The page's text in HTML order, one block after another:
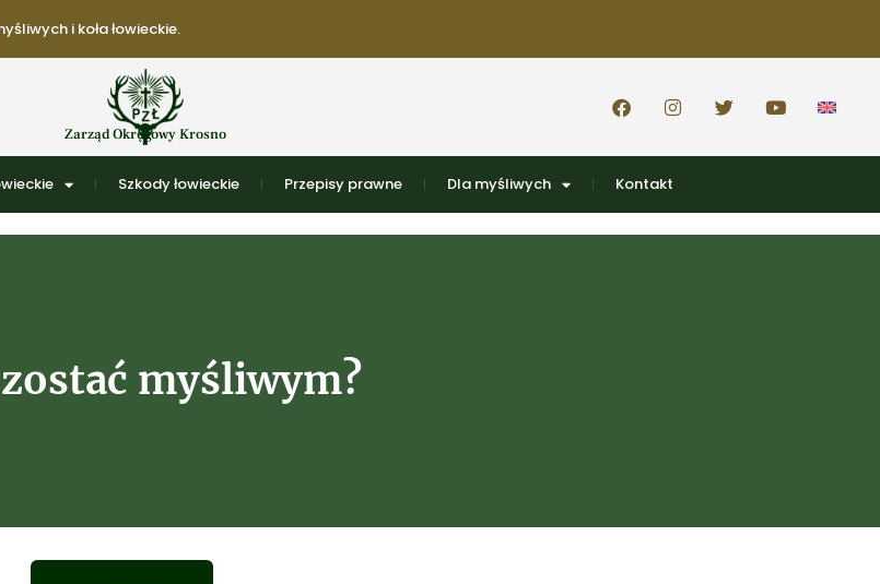
i koła łowieckie.
Zarząd Okręgowy Krosno
Szkody łowieckie Przepisy prawne Dla myśliwych Kontakt
myśliwym?